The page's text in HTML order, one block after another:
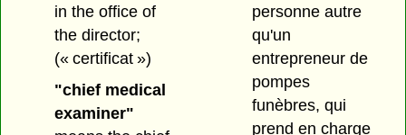
in the office of
the director;
(« certificat »)
"chief medical
examiner"
personne autre
qu'un
entrepreneur de
pompes
funèbres, qui
prend en charge